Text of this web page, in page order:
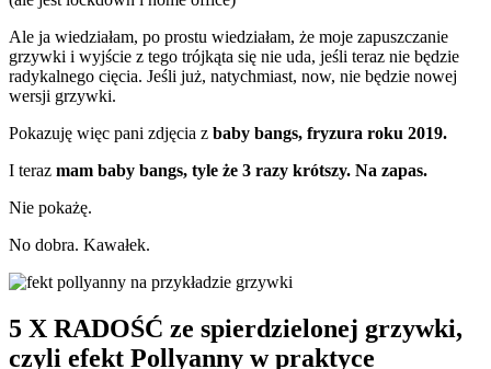
Ale ja wiedziałam, po prostu wiedziałam, że moje zapuszczanie
grzywki i wyjście z tego trójkąta się nie uda, jeśli teraz nie będzie
radykalnego cięcia. Jeśli już, natychmiast, now, nie będzie nowej
wersji grzywki.
Pokazuję więc pani zdjęcia z baby bangs, fryzura roku 2019.
I teraz mam baby bangs, tyle że 3 razy krótszy. Na zapas.
Nie pokażę.
No dobra. Kawałek.
5 X RADOŚĆ ze spierdzielonej grzywki,
czyli efekt Pollyanny w praktyce